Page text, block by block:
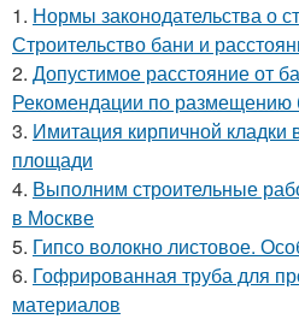
1. Нормы законодательства о
Строительство бани и
2. Допустимое расстояние от
Рекомендации по размещению
3. Имитация кирпичной кладки
площади
4. Выполним строительные
в Москве
5. Гипсо волокно листовое.
6. Гофрированная труба для
материалов